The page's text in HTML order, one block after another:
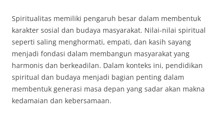
Spiritualitas memiliki pengaruh besar dalam membentuk
karakter sosial dan budaya masyarakat. Nilai-nilai spiritual
seperti saling menghormati, empati, dan kasih sayang
menjadi fondasi dalam membangun masyarakat yang
harmonis dan berkeadilan. Dalam konteks ini, pendidikan
spiritual dan budaya menjadi bagian penting dalam
membentuk generasi masa depan yang sadar akan makna
kedamaian dan kebersamaan.